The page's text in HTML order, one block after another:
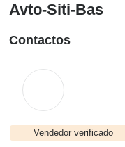
Avto-Siti-Bas
Contactos
Vendedor verificado